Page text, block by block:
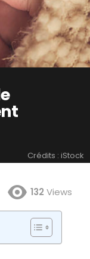
Crédits : iStock
132 Views